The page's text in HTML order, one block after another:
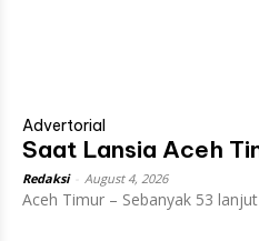
Advertorial
Saat Lansia Aceh
Redaksi August 4, 2026
Aceh Timur – Sebanyak 53